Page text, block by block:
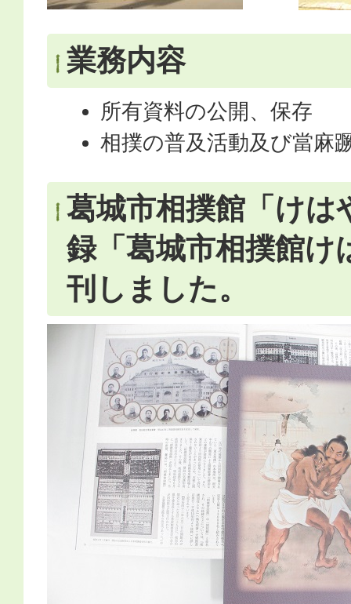
業務内容
所有資料の公開、保存
相撲の普及活動及び當麻
葛城市相撲館「けは
録「葛城市相撲館け
刊しました。